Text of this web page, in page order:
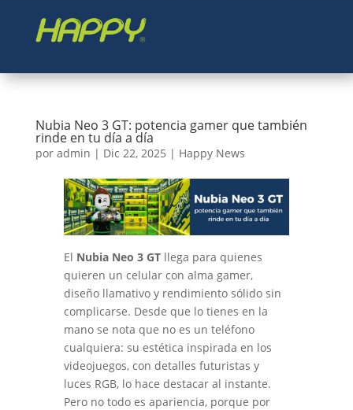
Nubia Neo 3 GT: potencia gamer que también
rinde en tu día a día
por admin | Dic 22, 2025 | Happy News
El Nubia Neo 3 GTllega para quienes
quieren un celular con alma gamer,
diseño llamativo y rendimiento sólido sin
complicarse. Desde que lo tienes en la
mano se nota que no es un teléfono
cualquiera: su estética inspirada en los
videojuegos, con detalles futuristas y
luces RGB, lo hace destacar al instante.
Pero no todo es apariencia, porque por